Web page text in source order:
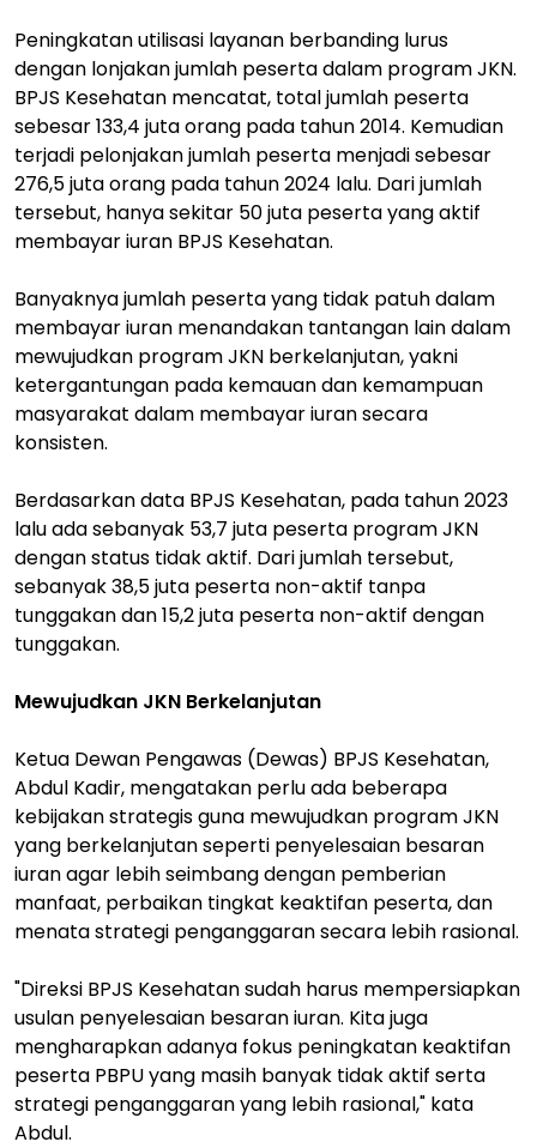
Peningkatan utilisasi layanan berbanding lurus
dengan lonjakan jumlah peserta dalam program JKN.
BPJS Kesehatan mencatat, total jumlah peserta
sebesar 133,4 juta orang pada tahun 2014. Kemudian
terjadi pelonjakan jumlah peserta menjadi sebesar
276,5 juta orang pada tahun 2024 lalu. Dari jumlah
tersebut, hanya sekitar 50 juta peserta yang aktif
membayar iuran BPJS Kesehatan.
Banyaknya jumlah peserta yang tidak patuh dalam
membayar iuran menandakan tantangan lain dalam
mewujudkan program JKN berkelanjutan, yakni
ketergantungan pada kemauan dan kemampuan
masyarakat dalam membayar iuran secara
konsisten.
Berdasarkan data BPJS Kesehatan, pada tahun 2023
lalu ada sebanyak 53,7 juta peserta program JKN
dengan status tidak aktif. Dari jumlah tersebut,
sebanyak 38,5 juta peserta non-aktif tanpa
tunggakan dan 15,2 juta peserta non-aktif dengan
tunggakan.
Mewujudkan JKN Berkelanjutan
Ketua Dewan Pengawas (Dewas) BPJS Kesehatan,
Abdul Kadir, mengatakan perlu ada beberapa
kebijakan strategis guna mewujudkan program JKN
yang berkelanjutan seperti penyelesaian besaran
iuran agar lebih seimbang dengan pemberian
manfaat, perbaikan tingkat keaktifan peserta, dan
menata strategi penganggaran secara lebih rasional.
"Direksi BPJS Kesehatan sudah harus mempersiapkan
usulan penyelesaian besaran iuran. Kita juga
mengharapkan adanya fokus peningkatan keaktifan
peserta PBPU yang masih banyak tidak aktif serta
strategi penganggaran yang lebih rasional," kata
Abdul.